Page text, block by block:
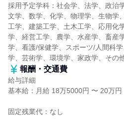
採用予定学科：社会学、法学、政治
文学、数学、化学、物理学、生物学
工学、建築工学、土木工学、応用化
学、経営工学、農学、水産学、畜産
学、看護/保健学、スポーツ/人間科
学、芸術学、環境学、家政学、その
報酬・交通費
給与詳細
基本給：月給 18万5000円 〜 20万円
固定残業代：なし